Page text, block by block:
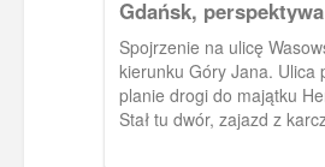
Gdańsk,
Wasowskiego
Spojrzenie na ulicę
kierunku Góry Jana. Ulica
planie drogi do majątku
Stał tu dwór, zajazd z